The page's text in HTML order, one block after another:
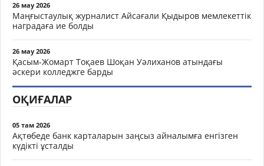
26 мау 2026
Маңғыстаулық журналист Айсағали Қыдыров мемлекеттік
наградаға ие болды
26 мау 2026
Қасым-Жомарт Тоқаев Шоқан Уәлиханов атындағы
әскери колледжге барды
ОҚИҒАЛАР
05 там 2026
Ақтөбеде банк карталарын заңсыз айналымға енгізген
күдікті ұсталды